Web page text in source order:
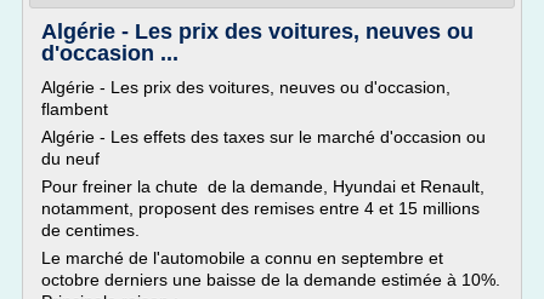
Algérie - Les prix des voitures, neuves ou
d'occasion ...
Algérie - Les prix des voitures, neuves ou d'occasion,
flambent
Algérie - Les effets des taxes sur le marché d'occasion ou
du neuf
Pour freiner la chute de la demande, Hyundai et Renault,
notamment, proposent des remises entre 4 et 15 millions
de centimes.
Le marché de l'automobile a connu en septembre et
octobre derniers une baisse de la demande estimée à 10%.